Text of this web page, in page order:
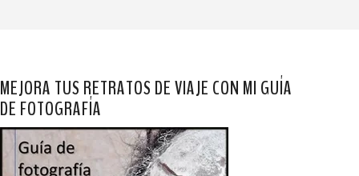
MEJORA TUS RETRATOS DE VIAJE CON MI GUÍA
DE FOTOGRAFÍA